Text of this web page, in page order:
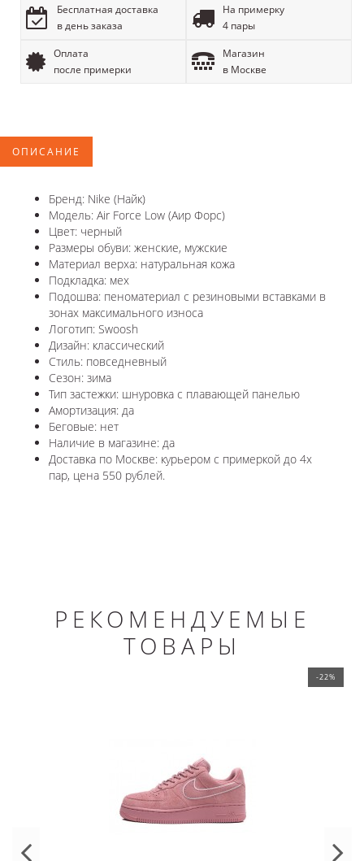
Бесплатная доставка
в день заказа
На примерку
4 пары
Оплата
после примерки
Магазин
в Москве
ОПИСАНИЕ
Бренд: Nike (Найк)
Модель: Air Force Low (Аир Форс)
Цвет: черный
Размеры обуви: женские, мужские
Материал верха: натуральная кожа
Подкладка: мех
Подошва: пеноматериал с резиновыми вставками в
зонах максимального износа
Логотип: Swoosh
Дизайн: классический
Стиль: повседневный
Сезон: зима
Тип застежки: шнуровка с плавающей панелью
Амортизация: да
Беговые: нет
Наличие в магазине: да
Доставка по Москве: курьером с примеркой до 4х
пар, цена 550 рублей.
РЕКОМЕНДУЕМЫЕ
ТОВАРЫ
-22%